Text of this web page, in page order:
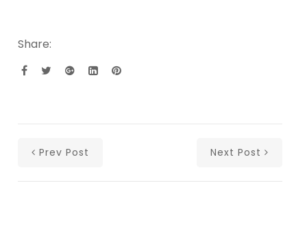
Share:
Prev Post Next Post